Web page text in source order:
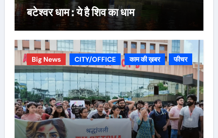
बटेश्वर धाम : ये है शिव का धाम
Big News CITY/OFFICE काम की ख़बर फीचर